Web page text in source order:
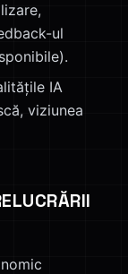
ul
IA
viziunea